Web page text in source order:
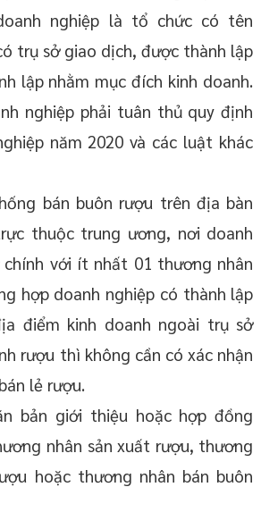
nghiệp là tổ chức có tên
trụ sở giao dịch, được thành lập
lập nhằm mục đích kinh doanh.
nghiệp phải tuân thủ quy định
năm 2020 và các luật khác
bán buôn rượu trên địa bàn
thuộc trung ương, nơi doanh
với ít nhất 01 thương nhân
hợp doanh nghiệp có thành lập
điểm kinh doanh ngoài trụ sở
rượu thì không cần có xác nhận
lẻ rượu.
bản giới thiệu hoặc hợp đồng
nhân sản xuất rượu, thương
hoặc thương nhân bán buôn